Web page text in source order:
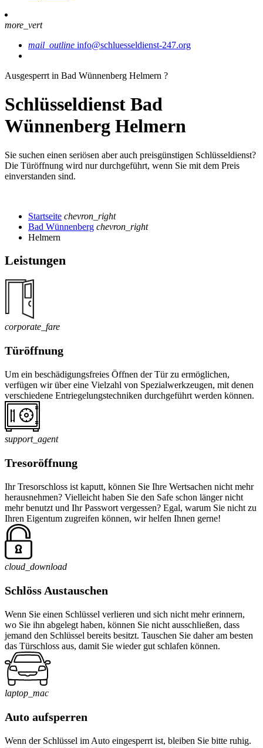
more_vert
mail_outline info@schluesseldienst-247.org
Ausgesperrt in Bad Wünnenberg Helmern ?
Schlüsseldienst Bad
Wünnenberg Helmern
Sie suchen einen seriösen aber auch preisgünstigen Schlüsseldienst?
Die Türöffnung wird nur durchgeführt, wenn Sie mit dem Preis
einverstanden sind.
Startseite chevron_right
Bad Wünnenberg chevron_right
Helmern
Leistungen
corporate_fare
Türöffnung
Um ein beschädigungsfreies Öffnen der Tür zu ermöglichen,
verfügen wir über eine Vielzahl von Spezialwerkzeugen, mit denen
verschiedene Entriegelungstechniken durchgeführt werden können.
support_agent
Tresoröffnung
Ihr Tresorschloss ist kaputt, können Sie Ihre Wertsachen nicht mehr
herausnehmen? Vielleicht haben Sie den Safe schon länger nicht
mehr benutzt und Ihr Passwort vergessen? Egal, warum Sie nicht zu
Ihren Eigentum zugreifen können, wir helfen Ihnen gerne!
cloud_download
Schlöss Austauschen
Wenn Sie einen Schlüssel verlieren und sich nicht mehr erinnern,
wo Sie ihn abgelegt haben, können Sie nicht ausschließen, dass
jemand den Schlüssel bereits besitzt. Tauschen Sie daher am besten
das Türschloss aus, damit Sie wieder gut schlafen können.
laptop_mac
Auto aufsperren
Wenn der Schlüssel im Auto eingesperrt ist, bleiben Sie bitte ruhig.